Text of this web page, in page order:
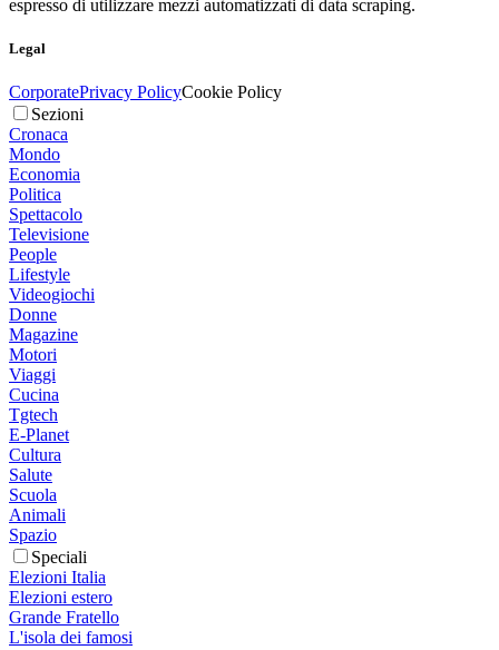
espresso di utilizzare mezzi automatizzati di data scraping.
Legal
CorporatePrivacy PolicyCookie Policy
Sezioni
Cronaca
Mondo
Economia
Politica
Spettacolo
Televisione
People
Lifestyle
Videogiochi
Donne
Magazine
Motori
Viaggi
Cucina
Tgtech
E-Planet
Cultura
Salute
Scuola
Animali
Spazio
Speciali
Elezioni Italia
Elezioni estero
Grande Fratello
L'isola dei famosi